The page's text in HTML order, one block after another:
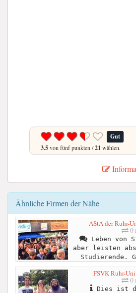
Gut
3.5von fünf punkten /21 wählen.
Ähnliche Firmen der Nähe
AStA der Ruhr-
0
Leben von
aber leisten
Studierende.
FSVK Ruhr-
0
Dies ist